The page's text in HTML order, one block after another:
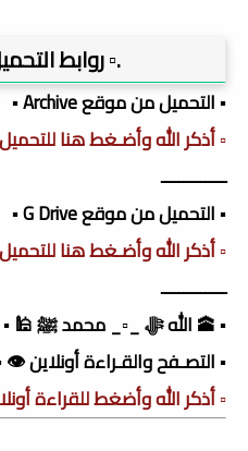
.▫️ روابط
▪️ التحميل من موقع Archive ▪️
▫️ أذكر الله وأضـغط هنا
ـــــــــــــــ
▪️ التحميل من موقع G Drive ▪️
▫️ أذكر الله وأضـغط هنا
ـــــــــــــــ
▪️ 🕋 الله ﷻ _▫️_ محمد ﷺ 🕌 ▪️
▪️ التصـفح والقـراءة أونلاين 👁️
▫️ أذكر الله وأضغط للقراءة